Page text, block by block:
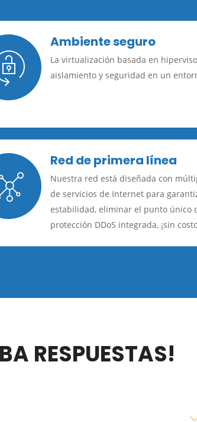
Ambiente seguro
La virtualización basada en
aislamiento y seguridad en un
Red de primera línea
Nuestra red está diseñada con
de servicios de Internet para
estabilidad, eliminar el punto único
protección DDoS integrada, ¡sin
RESPUESTAS!